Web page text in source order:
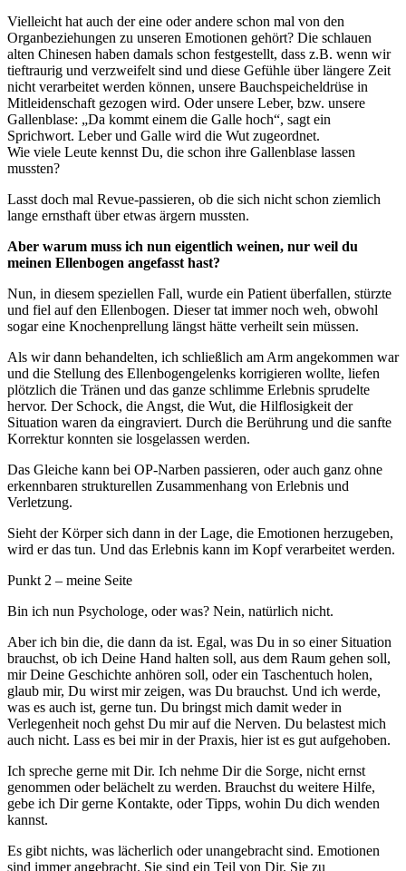
Vielleicht hat auch der eine oder andere schon mal von den
Organbeziehungen zu unseren Emotionen gehört? Die schlauen
alten Chinesen haben damals schon festgestellt, dass z.B. wenn wir
tieftraurig und verzweifelt sind und diese Gefühle über längere Zeit
nicht verarbeitet werden können, unsere Bauchspeicheldrüse in
Mitleidenschaft gezogen wird. Oder unsere Leber, bzw. unsere
Gallenblase: „Da kommt einem die Galle hoch“, sagt ein
Sprichwort. Leber und Galle wird die Wut zugeordnet.
Wie viele Leute kennst Du, die schon ihre Gallenblase lassen
mussten?
Lasst doch mal Revue-passieren, ob die sich nicht schon ziemlich
lange ernsthaft über etwas ärgern mussten.
Aber warum muss ich nun eigentlich weinen, nur weil du
meinen Ellenbogen angefasst hast?
Nun, in diesem speziellen Fall, wurde ein Patient überfallen, stürzte
und fiel auf den Ellenbogen. Dieser tat immer noch weh, obwohl
sogar eine Knochenprellung längst hätte verheilt sein müssen.
Als wir dann behandelten, ich schließlich am Arm angekommen war
und die Stellung des Ellenbogengelenks korrigieren wollte, liefen
plötzlich die Tränen und das ganze schlimme Erlebnis sprudelte
hervor. Der Schock, die Angst, die Wut, die Hilflosigkeit der
Situation waren da eingraviert. Durch die Berührung und die sanfte
Korrektur konnten sie losgelassen werden.
Das Gleiche kann bei OP-Narben passieren, oder auch ganz ohne
erkennbaren strukturellen Zusammenhang von Erlebnis und
Verletzung.
Sieht der Körper sich dann in der Lage, die Emotionen herzugeben,
wird er das tun. Und das Erlebnis kann im Kopf verarbeitet werden.
Punkt 2 – meine Seite
Bin ich nun Psychologe, oder was? Nein, natürlich nicht.
Aber ich bin die, die dann da ist. Egal, was Du in so einer Situation
brauchst, ob ich Deine Hand halten soll, aus dem Raum gehen soll,
mir Deine Geschichte anhören soll, oder ein Taschentuch holen,
glaub mir, Du wirst mir zeigen, was Du brauchst. Und ich werde,
was es auch ist, gerne tun. Du bringst mich damit weder in
Verlegenheit noch gehst Du mir auf die Nerven. Du belastest mich
auch nicht. Lass es bei mir in der Praxis, hier ist es gut aufgehoben.
Ich spreche gerne mit Dir. Ich nehme Dir die Sorge, nicht ernst
genommen oder belächelt zu werden. Brauchst du weitere Hilfe,
gebe ich Dir gerne Kontakte, oder Tipps, wohin Du dich wenden
kannst.
Es gibt nichts, was lächerlich oder unangebracht sind. Emotionen
sind immer angebracht. Sie sind ein Teil von Dir. Sie zu